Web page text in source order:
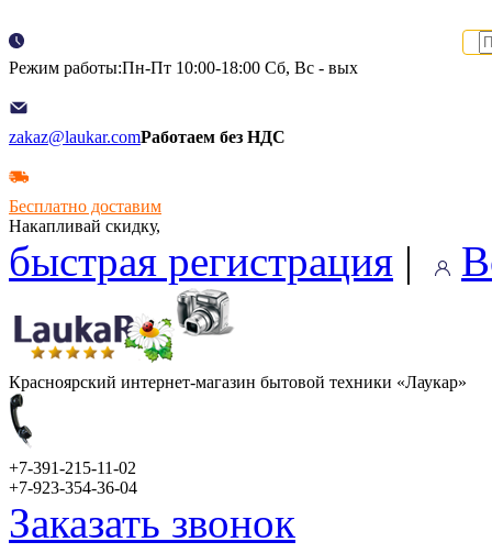
Режим работы:Пн-Пт 10:00-18:00 Сб, Вс - вых
zakaz@laukar.comРаботаем без НДС
Бесплатно доставим
Накапливай скидку,
быстрая регистрация |
Красноярский интернет-магазин бытовой техники «Лаукар»
+7-391-215-11-02
+7-923-354-36-04
Заказать звонок